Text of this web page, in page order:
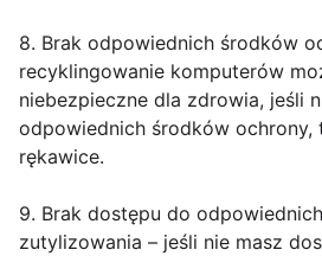
8. Brak odpowiednich środków
recyklingowanie komputerów
niebezpieczne dla zdrowia, jeśli
odpowiednich środków ochrony,
rękawice.
9. Brak dostępu do
zutylizowania – jeśli nie masz